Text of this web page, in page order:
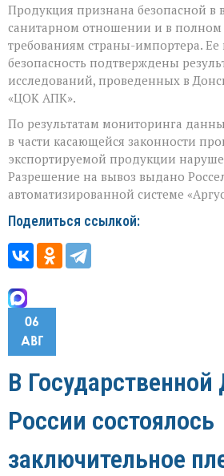
Продукция признана безопасной в
санитарном отношении и в полном
требованиям страны-импортера. Ее
безопасность подтверждены
исследований, проведенных в
«ЦОК АПК».
По результатам мониторинга
в части касающейся законности
экспортируемой продукции
Разрешение на вывоз выдано
автоматизированной системе
Поделиться ссылкой:
06
АВГ
В
России состоялось
заключительное